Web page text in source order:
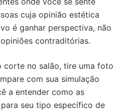
cuja opinião estética
é ganhar perspectiva, não
contraditórias.
corte no salão, tire uma foto
com sua simulação
a entender como as
seu tipo específico de